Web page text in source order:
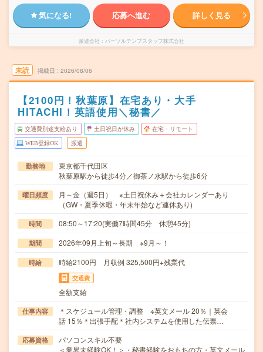
気になる! 応募へ進む 詳しく見る
派遣会社 パーソルテンプスタッフ株式会社
未読 掲載日 2026/08/06
【2100円！秋葉原】在宅あり・大手
HITACHI！英語使用＼秘書／
交通費別途支給あり 土日祝日が休み 在宅・リモート
WEB登録OK 派遣
勤務地
東京都千代田区
秋葉原駅から徒歩4分／御茶ノ水駅から徒歩6分
曜日頻度
月～金（週5日） ※土日祝休み＋会社カレンダーあり
（GW・夏季休暇・年末年始など連休あり)
時間 08:50～17:20(実働7時間45分 休憩45分)
期間 2026年09月上旬～長期 ※9月～！
時給 時給2100円 月収例 325,500円+残業代
交通費
全額支給
仕事内容
＊スケジュール管理・調整 ※英文メール 20％｜英会
話 15％＊出張手配＊社内システムを使用した伝票…
応募資格
パソコンスキル不要
＜業界未経験OK！＞・秘書経験をおもちの方・英文メール